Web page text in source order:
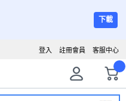
下載
客服中心
註冊會員
登入